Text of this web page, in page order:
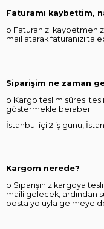
Faturamı kaybettim,
o Faturanızı
mail atarak faturanızı
Siparişim ne zaman
o Kargo teslim süresi
göstermekle beraber
İstanbul içi 2 iş günü,
Kargom nerede?
o Siparişiniz kargoya
maili gelecek, ardından
posta yoluyla gelmeye